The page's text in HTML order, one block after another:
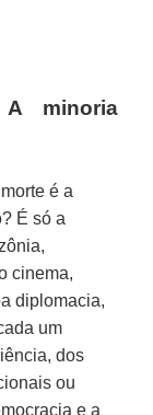
minoria
é a
É só a
cinema,
diplomacia,
um
dos
ou
e a